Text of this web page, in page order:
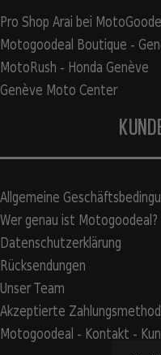
Pro Shop Arai bei
Motogoodeal Boutique -
MotoRush - Honda Genève
Genève Moto Center
Allgemeine
Wer genau ist Motogoodeal?
Datenschutzerklärung
Rücksendungen
Unser Team
Akzeptierte
Motogoodeal - Kontakt -